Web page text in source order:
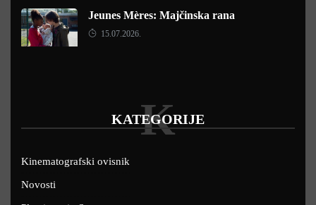
Jeunes Mères: Majčinska rana
15.07.2026.
KATEGORIJE
K
Kinematografski ovisnik
Novosti